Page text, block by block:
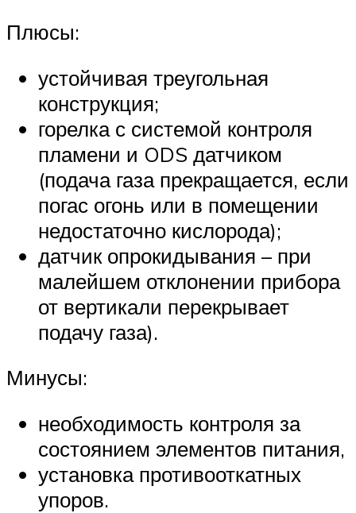
Плюсы:
устойчивая треугольная
конструкция;
горелка с системой контроля
пламени и ODS датчиком
(подача газа прекращается, если
погас огонь или в помещении
недостаточно кислорода);
датчик опрокидывания – при
малейшем отклонении прибора
от вертикали перекрывает
подачу газа).
Минусы:
необходимость контроля за
состоянием элементов питания,
установка противооткатных
упоров.